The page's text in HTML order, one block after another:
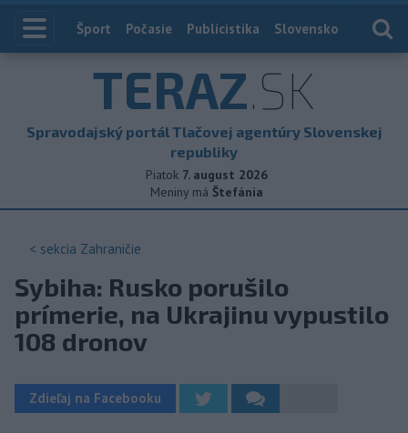
Index
Šport Počasie Publicistika Slovensko
TERAZ.SK
Spravodajský portál Tlačovej agentúry Slovenskej
republiky
Piatok 7. august 2026
Meniny má Štefánia
< sekcia Zahraničie
Sybiha: Rusko porušilo
prímerie, na Ukrajinu vypustilo
108 dronov
Zdieľaj na Facebooku